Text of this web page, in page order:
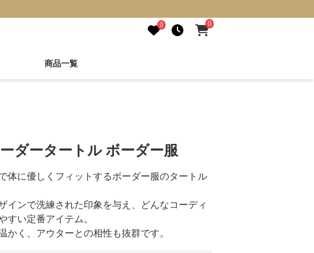
0 0
商品一覧
ダータートル ボーダー服
体に優しくフィットするボーダー服のタートル
インで洗練された印象を与え、どんなコーディ
すい定番アイテム。
かく、アウターとの相性も抜群です。